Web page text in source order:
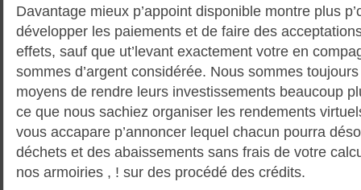
Davantage mieux p’appoint disponible montre plus
développer les paiements et de faire des
effets, sauf que ut’levant exactement votre en
sommes d’argent considérée. Nous sommes
moyens de rendre leurs investissements beaucoup
ce que nous sachiez organiser les rendements
vous accapare p’annoncer lequel chacun pourra
déchets et des abaissements sans frais de votre
nos armoiries , ! sur des procédé des crédits.